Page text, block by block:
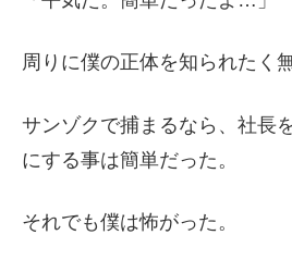
周りに僕の正体を知られたく
サンゾクで捕まるなら、社長
にする事は簡単だった。
それでも僕は怖がった。